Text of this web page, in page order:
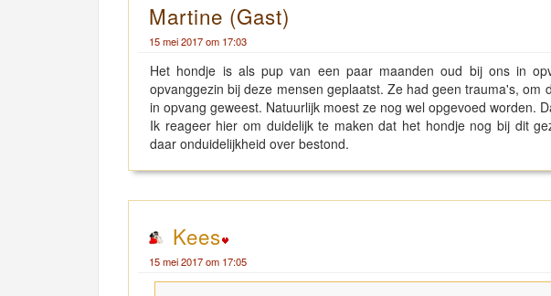
Martine (Gast)
15 mei 2017 om 17:03
Het hondje is als pup van een paar maanden oud bij ons in
opvanggezin bij deze mensen geplaatst. Ze had geen trauma's, om
in opvang geweest. Natuurlijk moest ze nog wel opgevoed worden.
Ik reageer hier om duidelijk te maken dat het hondje nog bij dit
daar onduidelijkheid over bestond.
Kees
15 mei 2017 om 17:05